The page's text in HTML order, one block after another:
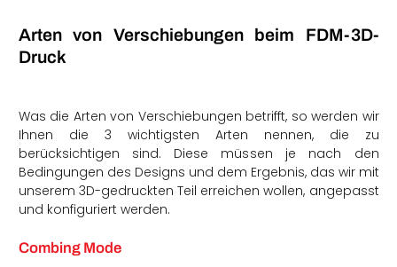
Arten von Verschiebungen beim FDM-3D-
Druck
Was die Arten von Verschiebungen betrifft, so werden wir
Ihnen die 3 wichtigsten Arten nennen, die zu
berücksichtigen sind. Diese müssen je nach den
Bedingungen des Designs und dem Ergebnis, das wir mit
unserem 3D-gedruckten Teil erreichen wollen, angepasst
und konfiguriert werden.
Combing Mode